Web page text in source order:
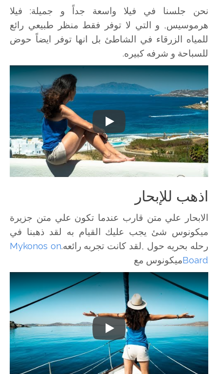
نحن جلسنا في فيلا واسعة جداً و جميلة: فيلا
هرموسيس, و التي لا توفر فقط منظر طبيعي رائع
للمياه الزرقاء في الشاطئ بل انها توفر ايضاً حوض
للسباحة و شرفه كبيره.
Play
اذهب للإبحار
الابحار علي متن قارب عندما تكون علي متن جزيرة
ميكونوس شئ يجب عليك القيام به لقد ذهبنا في
رحله بحريه حول ,لقد كانت تجربه رائعه.Mykonos on
Boardميكونوس مع
Play